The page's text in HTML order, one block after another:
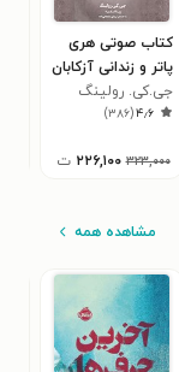
کتاب صوتی هری
پاتر و زندانی آزکابان
جی.کی. رولینگ
۴٫۶(۳۸۶)
۳۲۳,۰۰۰ ۲۲۶,۱۰۰ ت
مشاهده همه